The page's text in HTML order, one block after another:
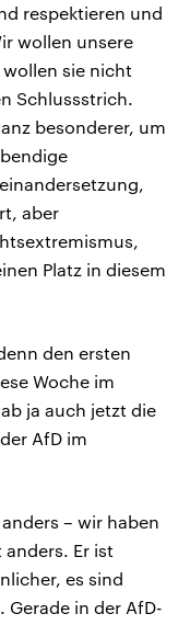
respektieren und
wollen unsere
sie nicht
Schlussstrich.
besonderer, um
aber
Platz in diesem
den ersten
Woche im
ja auch jetzt die
AfD im
– wir haben
Er ist
es sind
Gerade in der AfD-